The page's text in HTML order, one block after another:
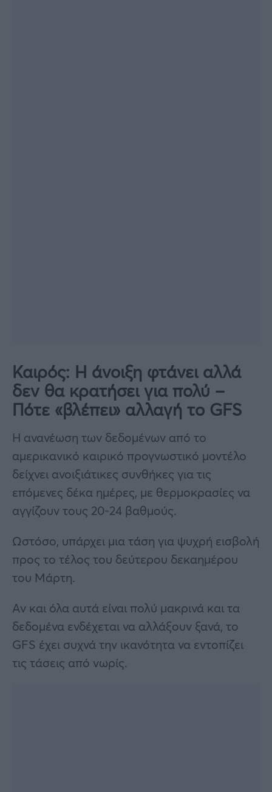
Καιρός: Η άνοιξη φτάνει αλλά
δεν θα κρατήσει για πολύ –
Πότε «βλέπει» αλλαγή το GFS
Η ανανέωση των δεδομένων από το
αμερικανικό καιρικό προγνωστικό μοντέλο
δείχνει ανοιξιάτικες συνθήκες για τις
επόμενες δέκα ημέρες, με θερμοκρασίες να
αγγίζουν τους 20-24 βαθμούς.
Ωστόσο, υπάρχει μια τάση για ψυχρή εισβολή
προς το τέλος του δεύτερου δεκαημέρου
του Μάρτη.
Αν και όλα αυτά είναι πολύ μακρινά και τα
δεδομένα ενδέχεται να αλλάξουν ξανά, το
GFS έχει συχνά την ικανότητα να εντοπίζει
τις τάσεις από νωρίς.